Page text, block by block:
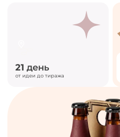
21 день
от идеи до тиража